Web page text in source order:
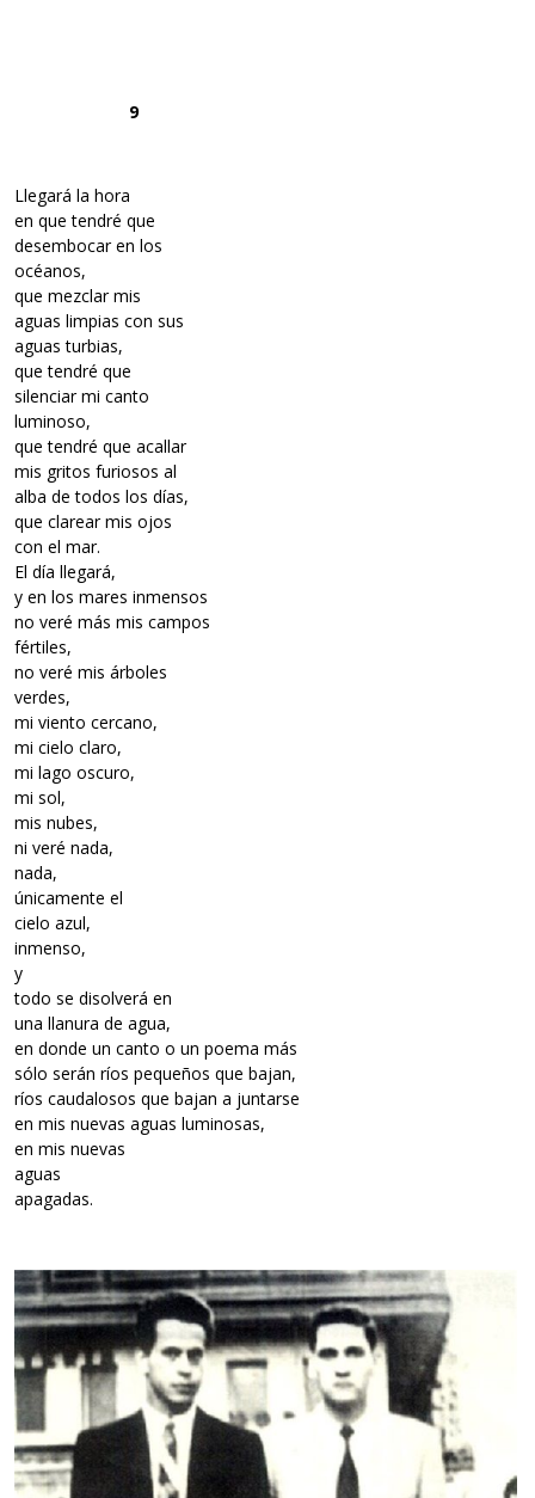
9
Llegará la hora
en que tendré que
desembocar en los
océanos,
que mezclar mis
aguas limpias con sus
aguas turbias,
que tendré que
silenciar mi canto
luminoso,
que tendré que acallar
mis gritos furiosos al
alba de todos los días,
que clarear mis ojos
con el mar.
El día llegará,
y en los mares inmensos
no veré más mis campos
fértiles,
no veré mis árboles
verdes,
mi viento cercano,
mi cielo claro,
mi lago oscuro,
mi sol,
mis nubes,
ni veré nada,
nada,
únicamente el
cielo azul,
inmenso,
y
todo se disolverá en
una llanura de agua,
en donde un canto o un poema más
sólo serán ríos pequeños que bajan,
ríos caudalosos que bajan a juntarse
en mis nuevas aguas luminosas,
en mis nuevas
aguas
apagadas.